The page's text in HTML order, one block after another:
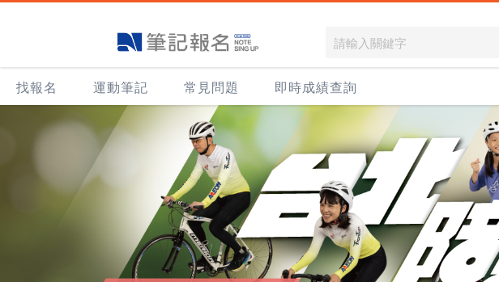
找報名 運動筆記 常見問題 即時成績查詢